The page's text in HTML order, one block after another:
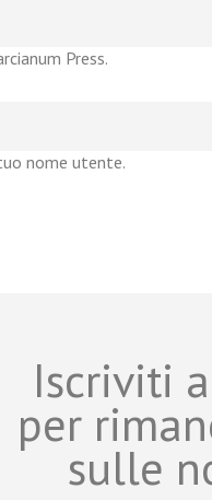
Press.
nome utente.
Iscriviti
per
sulle